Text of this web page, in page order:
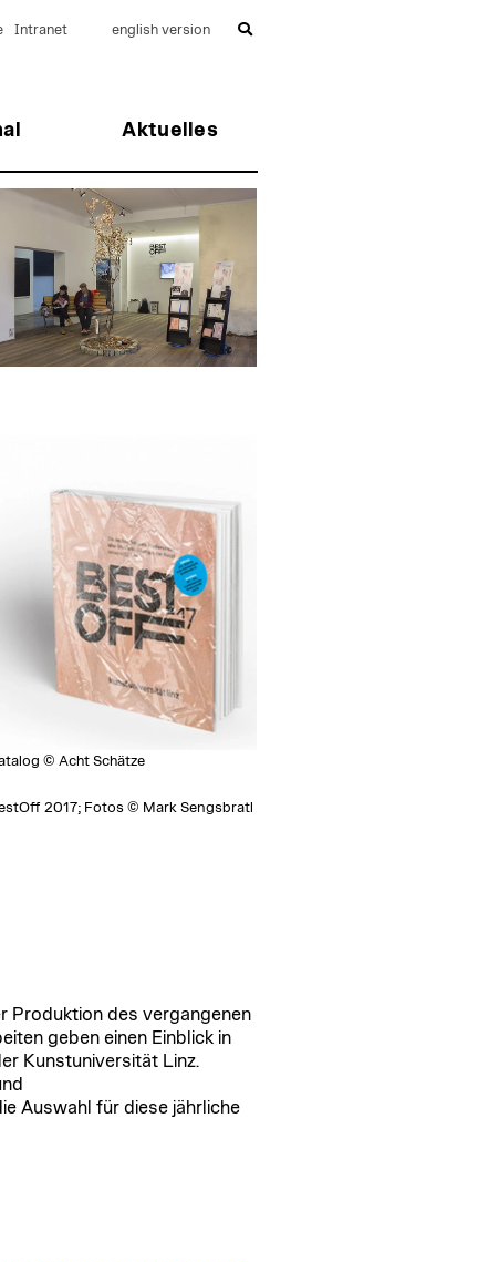
Aktuelles
Intranet english version
© Acht Schätze
2017; Fotos © Mark Sengsbratl
Produktion des vergangenen
geben einen Einblick in
Kunstuniversität Linz.
Auswahl für diese jährliche